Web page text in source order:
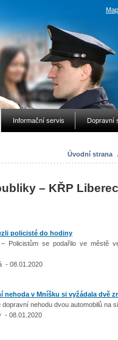
Informační servis Dopravní
Úvodní strana
– KŘP
policisté do hodiny
Policistům se podařilo ve městě
- 08.01.2020
nehoda v Mníšku si vyžádala dvě
dopravní nehodu dvou automobilů na
- 08.01.2020